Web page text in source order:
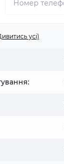
усі)